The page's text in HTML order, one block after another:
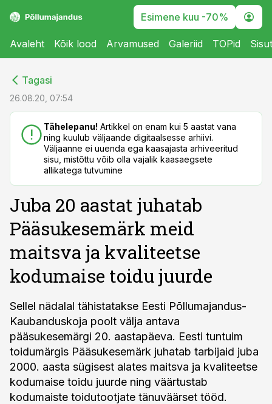
Esimene kuu -70%
Avaleht Kõik lood Arvamused Galeriid TOPid
Tagasi
26.08.20, 07:54
Tähelepanu! Artikkel on enam kui 5 aastat vana
ning kuulub väljaande digitaalsesse arhiivi.
Väljaanne ei uuenda ega kaasajasta arhiveeritud
sisu, mistõttu võib olla vajalik kaasaegsete
allikatega tutvumine
Juba 20 aastat juhatab
Pääsukesemärk meid
maitsva ja kvaliteetse
kodumaise toidu juurde
Sellel nädalal tähistatakse Eesti Põllumajandus-
Kaubanduskoja poolt välja antava
pääsukesemärgi 20. aastapäeva. Eesti tuntuim
toidumärgis Pääsukesemärk juhatab tarbijaid juba
2000. aasta sügisest alates maitsva ja kvaliteetse
kodumaise toidu juurde ning väärtustab
kodumaiste toidutootjate tänuväärset tööd.